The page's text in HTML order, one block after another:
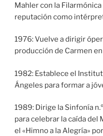
Mahler con la
reputación como
1976: Vuelve a dirigir
producción de Carmen
1982: Establece el
Ángeles para formar a
1989: Dirige la Sinfonía
para celebrar la caída
el «Himno a la Alegría»